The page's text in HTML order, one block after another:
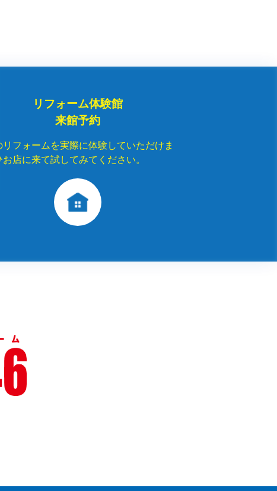
リフォーム体験館
来館予約
リフォームを実際に体験していただけま
店に来て試してみてください。